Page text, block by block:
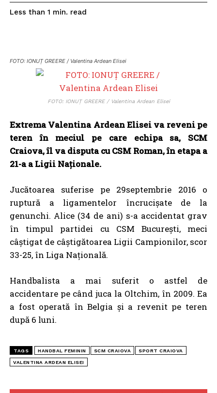
Less than 1 min. read
FOTO: IONUȚ GREERE / Valentina Ardean Elisei
FOTO: IONUȚ GREERE / Valentina Ardean Elisei
Extrema Valentina Ardean Elisei va reveni pe
teren în meciul pe care echipa sa, SCM
Craiova, îl va disputa cu CSM Roman, în etapa a
21-a a Ligii Naționale.
Jucătoarea suferise pe 29septembrie 2016 o
ruptură a ligamentelor încrucişate de la
genunchi. Alice (34 de ani) s-a accidentat grav
în timpul partidei cu CSM București, meci
câștigat de câștigătoarea Ligii Campionilor, scor
33-25, în Liga Națională.
Handbalista a mai suferit o astfel de
accidentare pe când juca la Oltchim, în 2009. Ea
a fost operată în Belgia şi a revenit pe teren
după 6 luni.
TAGS HANDBAL FEMININ SCM CRAIOVA SPORT CRAIOVA
VALENTINA ARDEAN ELISEI